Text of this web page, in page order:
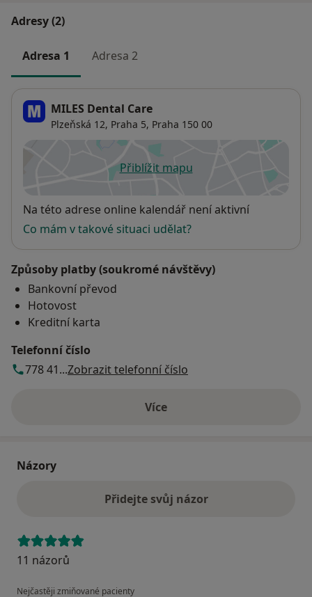
Adresy (2)
Adresa 1 Adresa 2
MILES Dental Care
Plzeňská 12, Praha 5, Praha 150 00
Přiblížit mapuse otevře v nové záložce
Dostupnost
Na této adrese online kalendář není aktivní
Co mám v takové situaci udělat?
Způsoby platby (soukromé návštěvy)
Bankovní převod
Hotovost
Kreditní karta
Telefonní číslo
778 41...Zobrazit telefonní číslo
Víceo adrese
Názory
Přidejte svůj názor
11 názorů
Nejčastěji zmiňované pacienty